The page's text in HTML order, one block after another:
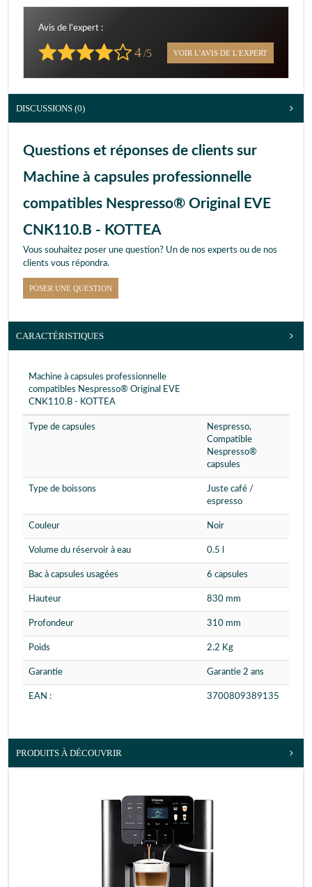
Avis de l'expert :
4/5 VOIR L'AVIS DE L'EXPERT
DISCUSSIONS (0)
Questions et réponses de clients sur
Machine à capsules professionnelle
compatibles Nespresso® Original EVE
CNK110.B - KOTTEA
Vous souhaitez poser une question? Un de nos experts ou de nos
clients vous répondra.
POSER UNE QUESTION
CARACTÉRISTIQUES
Machine à capsules professionnelle
compatibles Nespresso® Original EVE
CNK110.B - KOTTEA
Type de capsules
Nespresso,
Compatible
Nespresso®
capsules
Type de boissons
Juste café /
espresso
Couleur Noir
Volume du réservoir à eau 0.5 l
Bac à capsules usagées 6 capsules
Hauteur 830 mm
Profondeur 310 mm
Poids 2.2 Kg
Garantie Garantie 2 ans
EAN : 3700809389135
PRODUITS À DÉCOUVRIR